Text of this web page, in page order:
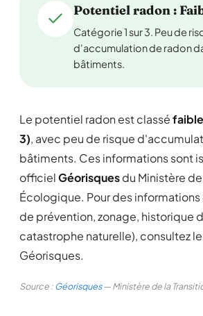
Potentiel radon :
Catégorie 1 sur 3. Peu de
d'accumulation de radon
bâtiments.
Le potentiel radon est classé
3), avec peu de risque
bâtiments. Ces informations sont
officielGéorisquesdu Ministère
Écologique. Pour des
de prévention, zonage, historique
catastrophe naturelle), consultez
Géorisques.
Source :Géorisques— Ministère de la